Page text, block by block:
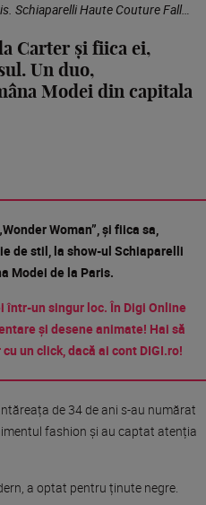
Lynda Carter, Jessica Altman. Paris. Schiaparelli Haute Couture Fall/Winter 2025 - 2026. Profimedia
Carter și fiica ei,
Un duo,
Modei din capitala
Woman”, și fiica sa,
de stil, la show-ul Schiaparelli
Modei de la Paris.
într-un singur loc. În Digi Online
și desene animate! Hai să
un click, dacă ai cont DIGI.ro!
de 34 de ani s-au numărat
fashion și au captat atenția
a optat pentru ținute negre.